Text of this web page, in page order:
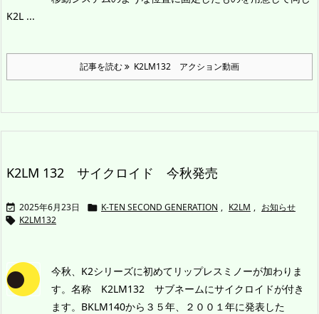
K2L ...
記事を読む K2LM132 アクション動画
K2LM 132 サイクロイド 今秋発売
 2025年6月23日  K-TEN SECOND GENERATION , K2LM , お知らせ
 K2LM132
今秋、K2シリーズに初めてリップレスミノーが加わりま
す。名称 K2LM132 サブネームにサイクロイドが付き
ます。BKLM140から３５年、２００１年に発表した